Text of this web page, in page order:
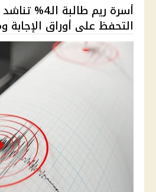
أسرة ريم طالبة
التحفظ على أوراق الإجابة